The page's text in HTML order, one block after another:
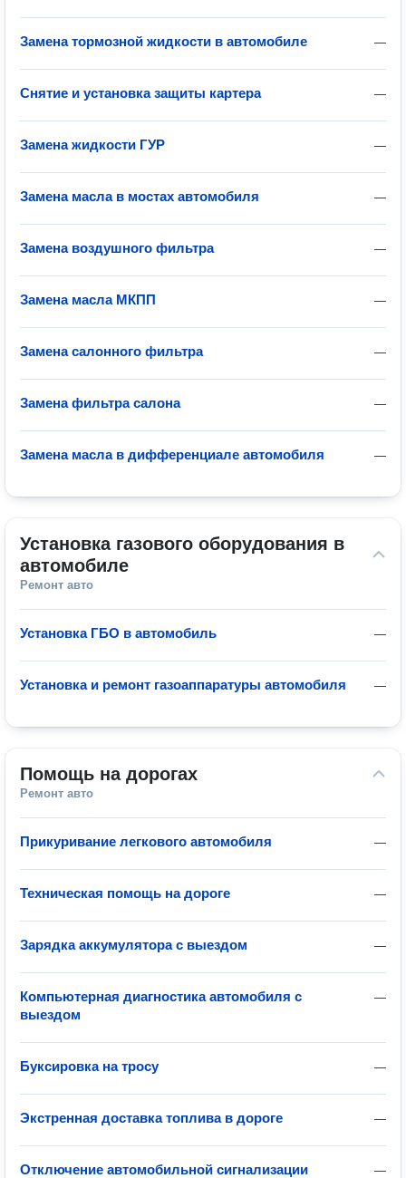
—
Замена тормозной жидкости в автомобиле
—
Снятие и установка защиты картера
—
Замена жидкости ГУР
—
Замена масла в мостах автомобиля
—
Замена воздушного фильтра
—
Замена масла МКПП
—
Замена салонного фильтра
—
Замена фильтра салона
—
Замена масла в дифференциале автомобиля
Установка газового оборудования в
автомобиле
Ремонт авто
—
Установка ГБО в автомобиль
—
Установка и ремонт газоаппаратуры автомобиля
Помощь на дорогах
Ремонт авто
—
Прикуривание легкового автомобиля
—
Техническая помощь на дороге
—
Зарядка аккумулятора с выездом
—
Компьютерная диагностика автомобиля с
выездом
—
Буксировка на тросу
—
Экстренная доставка топлива в дороге
—
Отключение автомобильной сигнализации